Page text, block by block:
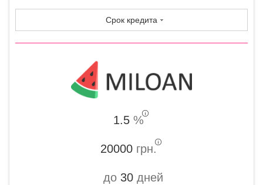
Срок кредита
1.5 %
20000 грн.
до 30дней